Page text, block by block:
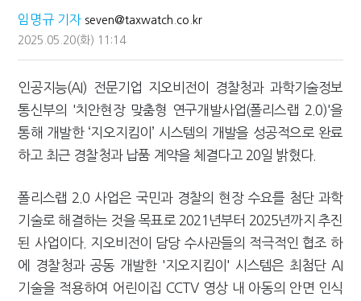
김밥엔 어떤 술 어울릴까?…국세청이 K-푸드 꺼낸 까닭
"세무플랫폼 문제 해결될 것"…세무사회 진단, 왜
배달라이더 원천징수 세금 인하…환급 플랫폼 수익성 악화될까
상속·증여세 조사, 이제 코인거래소까지 샅샅이 본다
강남이 좋다는 건 옛말…강서세무서장이 더 낫다?
임명규 기자 seven@taxwatch.co.kr
2025.05.20(화) 11:14
인공지능(AI) 전문기업 지오비전이 경찰청과 과학기술정보
통신부의 '치안현장 맞춤형 연구개발사업(폴리스랩 2.0)'을
통해 개발한 ‘지오지킴이’ 시스템의 개발을 성공적으로 완료
하고 최근 경찰청과 납품 계약을 체결다고 20일 밝혔다.
폴리스랩 2.0 사업은 국민과 경찰의 현장 수요를 첨단 과학
기술로 해결하는 것을 목표로 2021년부터 2025년까지 추진
된 사업이다. 지오비전이 담당 수사관들의 적극적인 협조 하
에 경찰청과 공동 개발한 '지오지킴이' 시스템은 최첨단 AI
기술을 적용하여 어린이집 CCTV 영상 내 아동의 안면 인식